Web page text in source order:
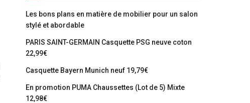
Les bons plans en matière de mobilier pour un salon
stylé et abordable
PARIS SAINT-GERMAIN Casquette PSG neuve coton
22,99€
Casquette Bayern Munich neuf 19,79€
En promotion PUMA Chaussettes (Lot de 5) Mixte
12,98€